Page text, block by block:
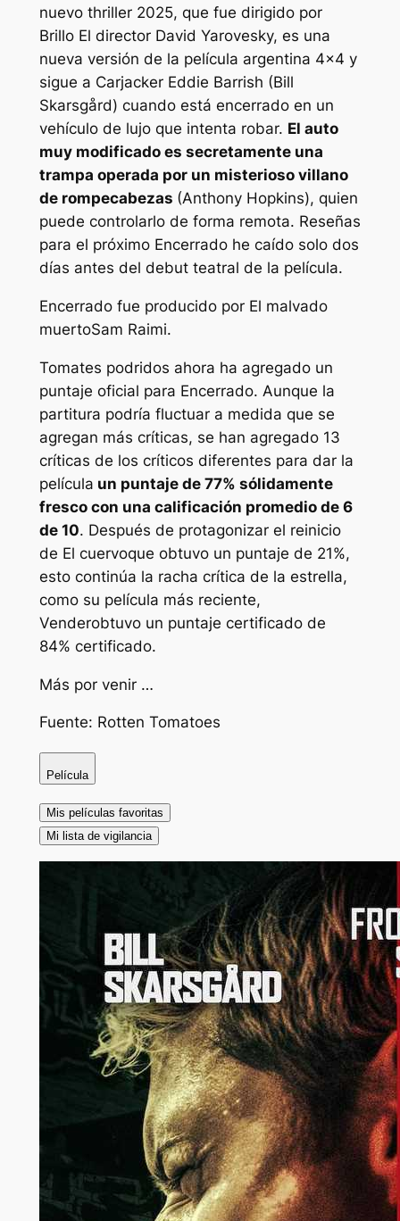
nuevo thriller 2025, que fue dirigido por
BrilloEl director David Yarovesky, es una
nueva versión de la película argentina 4×4 y
sigue a Carjacker Eddie Barrish (Bill
Skarsgård) cuando está encerrado en un
vehículo de lujo que intenta robar. El auto
muy modificado es secretamente una
trampa operada por un misterioso villano
de rompecabezas (Anthony Hopkins), quien
puede controlarlo de forma remota. Reseñas
para el próximo Encerradohe caído solo dos
días antes del debut teatral de la película.
Encerradofue producido por El malvado
muertoSam Raimi.
Tomates podridos ahora ha agregado un
puntaje oficial para Encerrado. Aunque la
partitura podría fluctuar a medida que se
agregan más críticas, se han agregado 13
críticas de los críticos diferentes para dar la
película un puntaje de 77% sólidamente
fresco con una calificación promedio de 6
de 10. Después de protagonizar el reinicio
de El cuervoque obtuvo un puntaje de 21%,
esto continúa la racha crítica de la estrella,
como su película más reciente,
Venderobtuvo un puntaje certificado de
84% certificado.
Más por venir …
Fuente: Rotten Tomatoes
Película
Mis películas favoritas
Mi lista de vigilancia